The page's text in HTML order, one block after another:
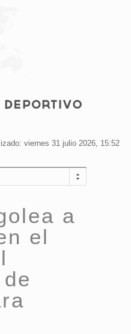
viernes 31 julio 2026, 15:52
a
el